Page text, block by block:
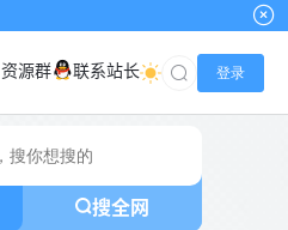
资源群 联系站长 登录
搜全网